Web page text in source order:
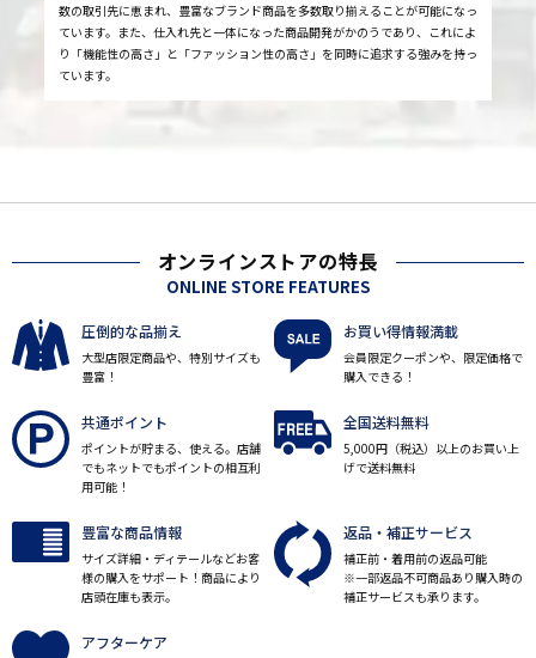
数の取引先に恵まれ、豊富なブランド商品を多数取り揃えることが可能になっ
ています。また、仕入れ先と一体になった商品開発がかのうであり、これによ
り「機能性の高さ」と「ファッション性の高さ」を同時に追求する強みを持っ
ています。
オンラインストアの特長
ONLINE STORE FEATURES
圧倒的な品揃え
大型店限定商品や、特別サイズも
豊富！
お買い得情報満載
会員限定クーポンや、限定価格で
購入できる！
共通ポイント
ポイントが貯まる、使える。店舗
でもネットでもポイントの相互利
用可能！
全国送料無料
5,000円（税込）以上のお買い上
げで送料無料
豊富な商品情報
サイズ詳細・ディテールなどお客
様の購入をサポート！商品により
店頭在庫も表示。
返品・補正サービス
補正前・着用前の返品可能
※一部返品不可商品あり購入時の
補正サービスも承ります。
アフターケア